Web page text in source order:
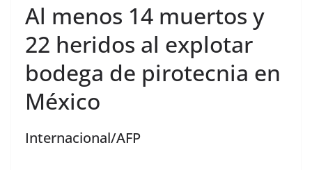
Al menos 14 muertos y
22 heridos al explotar
bodega de pirotecnia en
México
Internacional/AFP